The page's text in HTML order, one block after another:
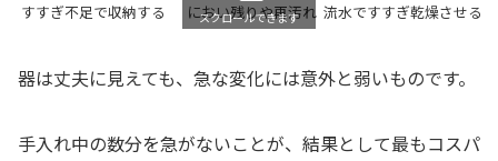
すすぎ不足で収納する
におい残りや再汚れ 流水ですすぎ乾燥させる
スクロールできます
器は丈夫に見えても、急な変化には意外と弱いものです。
手入れ中の数分を急がないことが、結果として最もコスパ